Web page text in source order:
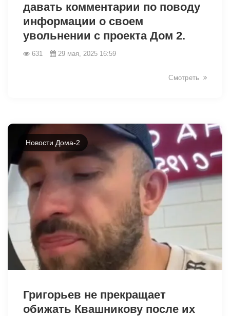
давать комментарии по поводу
информации о своем
увольнении с проекта Дом 2.
631 29 мая, 2025 16:59
Смотреть
Новости Дома-2
Григорьев не прекращает
обижать Квашникову после их